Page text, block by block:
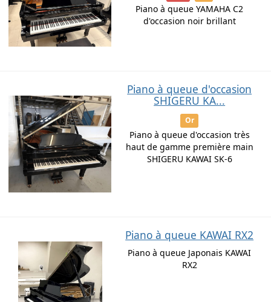
Piano à queue YAMAHA C2
d'occasion noir brillant
Piano à queue d'occasion
SHIGERU KA...
Or
Piano à queue d'occasion très
haut de gamme première main
SHIGERU KAWAI SK-6
Piano à queue KAWAI RX2
Piano à queue Japonais KAWAI
RX2